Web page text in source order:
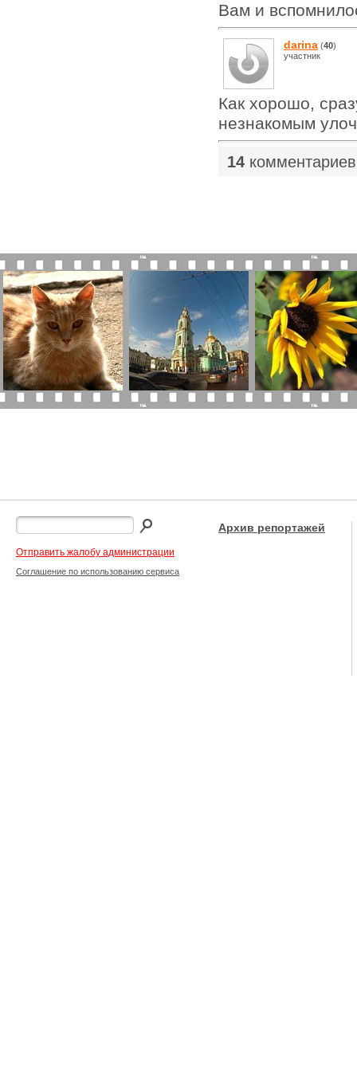
Вам и
darina (40)
участник
Как хорошо,
незнакомым
14
Отправить жалобу администрации
Соглашение по использованию сервиса
Архив репортажей